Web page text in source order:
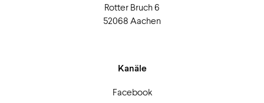
Rotter Bruch 6
52068 Aachen
Kanäle
Facebook